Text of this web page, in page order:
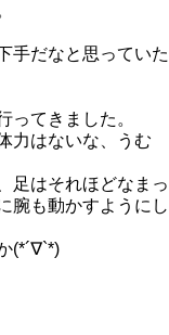
手だなと思っていた
ってきました。
力はないな、うむ
足はそれほどなまっ
腕も動かすようにし
(*´∇`*)